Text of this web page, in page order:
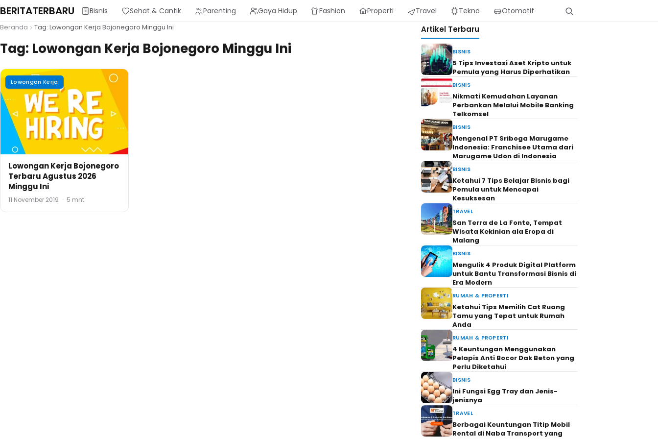
BERITATERBARU Bisnis Sehat & Cantik Parenting Gaya Hidup Fashion Properti Travel Tekno Otomotif
Beranda Tag: Lowongan Kerja Bojonegoro Minggu Ini
Tag: Lowongan Kerja Bojonegoro Minggu Ini
Lowongan Kerja
Lowongan Kerja Bojonegoro
Terbaru Agustus 2026
Minggu Ini
11 November 2019 · 5 mnt
Artikel Terbaru
BISNIS
5 Tips Investasi Aset Kripto untuk
Pemula yang Harus Diperhatikan
BISNIS
Nikmati Kemudahan Layanan
Perbankan Melalui Mobile Banking
Telkomsel
BISNIS
Mengenal PT Sriboga Marugame
Indonesia: Franchisee Utama dari
Marugame Udon di Indonesia
BISNIS
Ketahui 7 Tips Belajar Bisnis bagi
Pemula untuk Mencapai
Kesuksesan
TRAVEL
San Terra de La Fonte, Tempat
Wisata Kekinian ala Eropa di
Malang
BISNIS
Mengulik 4 Produk Digital Platform
untuk Bantu Transformasi Bisnis di
Era Modern
RUMAH & PROPERTI
Ketahui Tips Memilih Cat Ruang
Tamu yang Tepat untuk Rumah
Anda
RUMAH & PROPERTI
4 Keuntungan Menggunakan
Pelapis Anti Bocor Dak Beton yang
Perlu Diketahui
BISNIS
Ini Fungsi Egg Tray dan Jenis-
jenisnya
TRAVEL
Berbagai Keuntungan Titip Mobil
Rental di Naba Transport yang